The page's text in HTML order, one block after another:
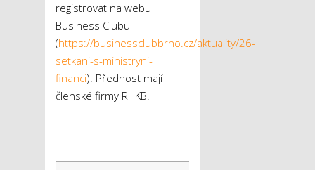
registrovat na webu
Business Clubu
(https://businessclubbrno.cz/aktuality/26-
setkani-s-ministryni-
financi). Přednost mají
členské firmy RHKB.